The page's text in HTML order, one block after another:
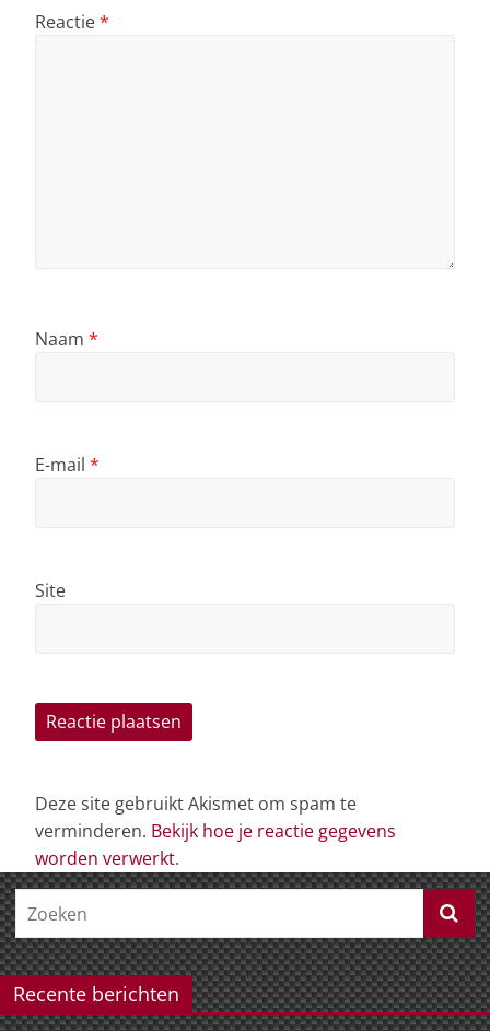
Reactie*
Naam *
E-mail *
Site
Deze site gebruikt Akismet om spam te
verminderen. Bekijk hoe je reactie gegevens
worden verwerkt.
Recente berichten